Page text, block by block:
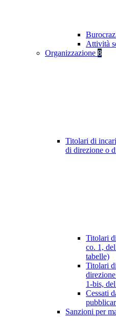
Attività
Organizzazione 8
Titolari di
di direzione o
Titolari
co. 1,
tabelle)
Titolari
1-bis,
Cessati
Sanzioni per